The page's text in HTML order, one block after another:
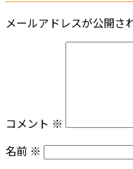
メールアドレスが公開さ
コメント ※
名前 ※